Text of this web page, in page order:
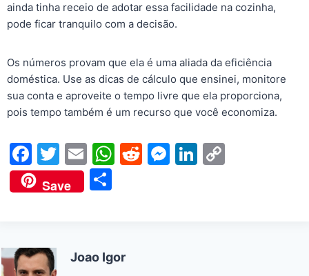
ainda tinha receio de adotar essa facilidade na cozinha,
pode ficar tranquilo com a decisão.
Os números provam que ela é uma aliada da eficiência
doméstica. Use as dicas de cálculo que ensinei, monitore
sua conta e aproveite o tempo livre que ela proporciona,
pois tempo também é um recurso que você economiza.
F
a
c
b
o
T
w
itt
E
m
ai
W
p
R M Li C
Save
S
Joao Igor